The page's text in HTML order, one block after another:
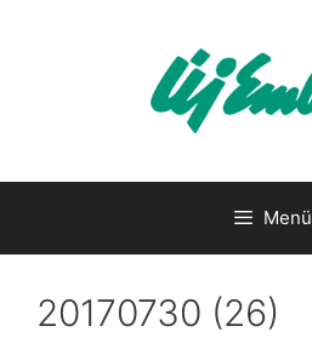
Menü
20170730 (26)